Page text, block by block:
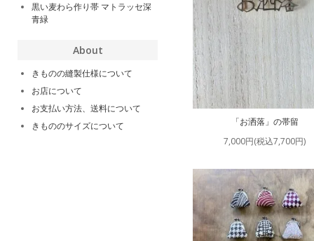
「お洒落」の帯留
7,000円(税込7,700円)
黒い麦わら作り帯 マトラッセ深
青緑
About
きものの縫製仕様について
お店について
お支払い方法、送料について
きもののサイズについて